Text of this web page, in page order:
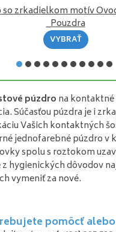
so zrkadielkom motív
_Pouzdra
VYBRAŤ
púzdrona kontaktné
Súčasťou púzdra je i
Vašich kontaktných
jednofarebné púzdro v
spolu s roztokom
hygienických dôvodov
vymeniť za nové.
pomôcť